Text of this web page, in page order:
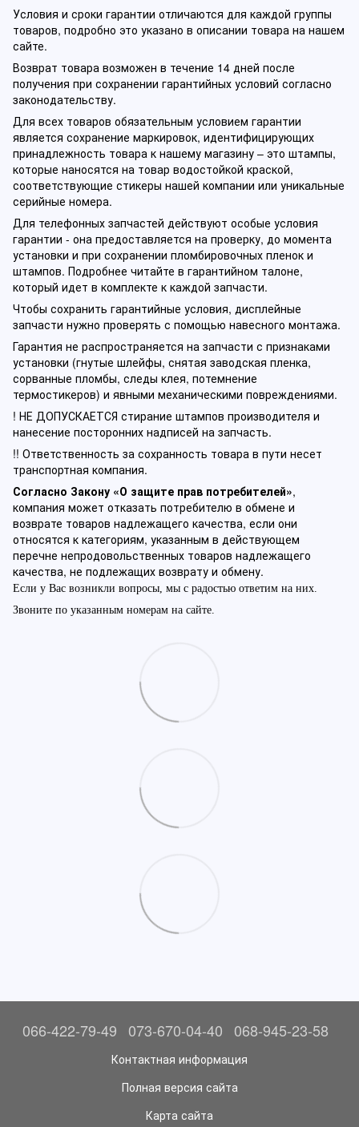
Условия и сроки гарантии отличаются для каждой группы
товаров, подробно это указано в описании товара на нашем
сайте.
Возврат товара возможен в течение 14 дней после
получения при сохранении гарантийных условий согласно
законодательству.
Для всех товаров обязательным условием гарантии
является сохранение маркировок, идентифицирующих
принадлежность товара к нашему магазину – это штампы,
которые наносятся на товар водостойкой краской,
соответствующие стикеры нашей компании или уникальные
серийные номера.
Для телефонных запчастей действуют особые условия
гарантии - она предоставляется на проверку, до момента
установки и при сохранении пломбировочных пленок и
штампов. Подробнее читайте в гарантийном талоне,
который идет в комплекте к каждой запчасти.
Чтобы сохранить гарантийные условия, дисплейные
запчасти нужно проверять с помощью навесного монтажа.
Гарантия не распространяется на запчасти с признаками
установки (гнутые шлейфы, снятая заводская пленка,
сорванные пломбы, следы клея, потемнение
термостикеров) и явными механическими повреждениями.
! НЕ ДОПУСКАЕТСЯ стирание штампов производителя и
нанесение посторонних надписей на запчасть.
!! Ответственность за сохранность товара в пути несет
транспортная компания.
Согласно Закону «О защите прав потребителей»,
компания может отказать потребителю в обмене и
возврате товаров надлежащего качества, если они
относятся к категориям, указанным в действующем
перечне непродовольственных товаров надлежащего
качества, не подлежащих возврату и обмену.
Если у Вас возникли вопросы, мы с радостью ответим на них.
Звоните по указанным номерам на сайте.
066-422-79-49 073-670-04-40 068-945-23-58
Контактная информация
Полная версия сайта
Карта сайта